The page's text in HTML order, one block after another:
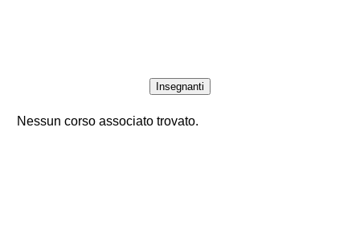
Insegnanti
Nessun corso associato trovato.